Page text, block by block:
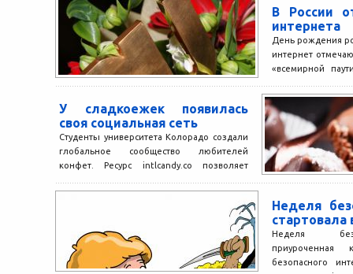
В России
интернета
День рождения
интернет
«всемирной
У сладкоежек появилась
своя социальная сеть
Студенты университета Колорадо создали
глобальное сообщество любителей
конфет. Ресурс intlcandy.co позволяет
которые недоступны в отдельной стране.
Неделя
стартовала
Неделя
безопасного